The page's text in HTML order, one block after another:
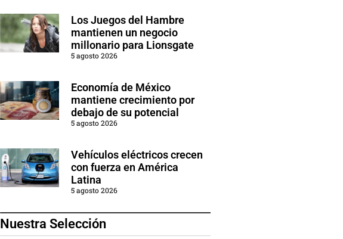
Los Juegos del Hambre
mantienen un negocio
millonario para Lionsgate
5 agosto 2026
Economía de México
mantiene crecimiento por
debajo de su potencial
5 agosto 2026
Vehículos eléctricos crecen
con fuerza en América
Latina
5 agosto 2026
Nuestra Selección